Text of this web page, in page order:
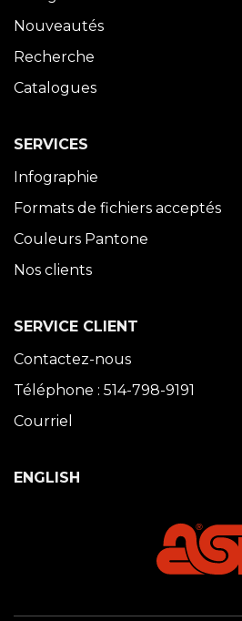
Nouveautés
Recherche
Catalogues
SERVICES
Infographie
Formats de fichiers acceptés
Couleurs Pantone
Nos clients
SERVICE CLIENT
Contactez-nous
Téléphone : 514-798-9191
Courriel
ENGLISH